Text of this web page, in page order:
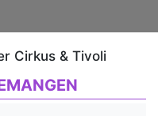
Cirkus & Tivoli